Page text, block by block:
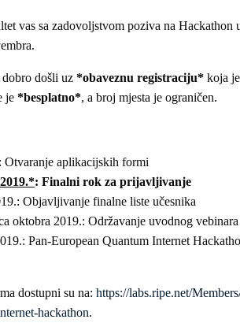
vas sa zadovoljstvom poziva na Hackathon
dobro došli uz *obaveznu registraciju* koja
je *besplatno*, a broj mjesta je ograničen.
Otvaranje aplikacijskih formi
: Finalni rok za prijavljivanje
Objavljivanje finalne liste učesnika
oktobra 2019.: Održavanje uvodnog
Pan-European Quantum Internet
dostupni su na: https://labs.ripe.net/
hackathon.